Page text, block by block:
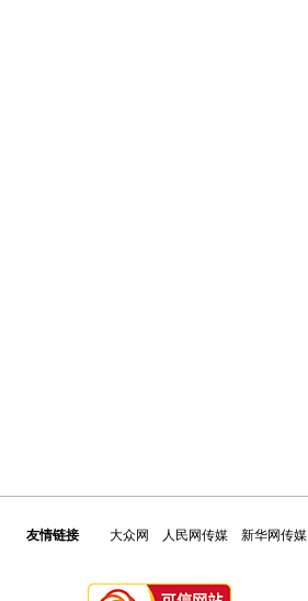
友情链接 大众网 人民网传媒 新华网传媒